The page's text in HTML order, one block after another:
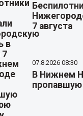
7 августа
07.8.2026 08:30
В Нижнем